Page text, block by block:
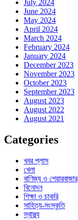
July 2024
June 2024
May 2024
April 2024
March 2024
February 2024
January 2024
December 2023
November 2023
October 2023
September 2023
August 2023
August 2022
August 2021
Categories
খবর প্লাস
খেলা
বাণিজ্য ও শেয়ারবাজার
বিনোদন
শিক্ষা ও চাকরি
সাহিত্য-সংস্কৃতি
স্বাস্থ্য